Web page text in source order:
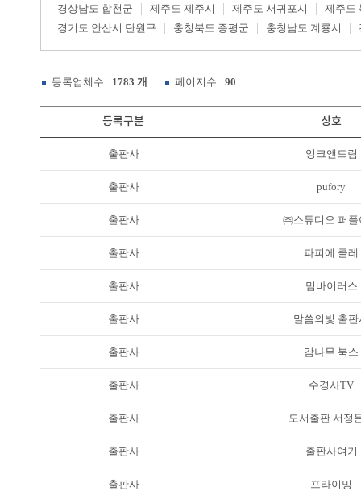
경상남도 합천군
제주도 제주시 제주도 서귀포시
제주도
경기도 안산시 단원구
충청북도 증평군 충청남도 계룡시
등록업체수 : 1783 개 페이지수 : 90
등록구분 상호
출판사 잉크앤드림
출판사 pufory
출판사 ㈜스튜디오 퍼플
출판사 파피에 콜레
출판사 밈바이러스
출판사 말씀의빛 출판
출판사 감나무 북스
출판사 수경사TV
출판사 도서출판 서정
출판사 출판사여기
출판사 프라이밍